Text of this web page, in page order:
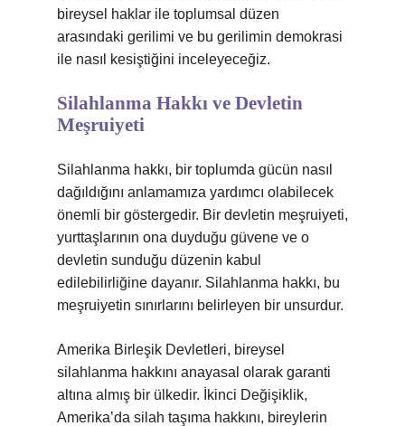
bireysel haklar ile toplumsal düzen
arasındaki gerilimi ve bu gerilimin demokrasi
ile nasıl kesiştiğini inceleyeceğiz.
Silahlanma Hakkı ve Devletin
Meşruiyeti
Silahlanma hakkı, bir toplumda gücün nasıl
dağıldığını anlamamıza yardımcı olabilecek
önemli bir göstergedir. Bir devletin meşruiyeti,
yurttaşlarının ona duyduğu güvene ve o
devletin sunduğu düzenin kabul
edilebilirliğine dayanır. Silahlanma hakkı, bu
meşruiyetin sınırlarını belirleyen bir unsurdur.
Amerika Birleşik Devletleri, bireysel
silahlanma hakkını anayasal olarak garanti
altına almış bir ülkedir. İkinci Değişiklik,
Amerika’da silah taşıma hakkını, bireylerin